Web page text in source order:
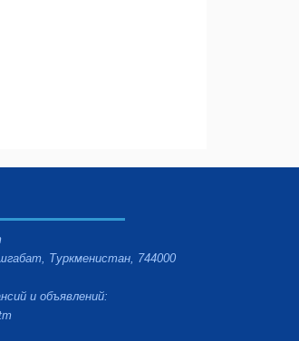
Туркменистан, 744000
и объявлений: